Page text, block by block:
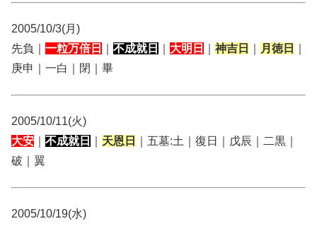
2005/10/3(月)
先負｜ 一粒万倍日 不成就日 大明日 神吉日 月徳日
庚申｜一白｜閉｜畢
2005/10/11(火)
大安
不成就日 天恩日
｜五墓:土｜復日｜戊辰｜二黒｜
破｜翼
2005/10/19(水)